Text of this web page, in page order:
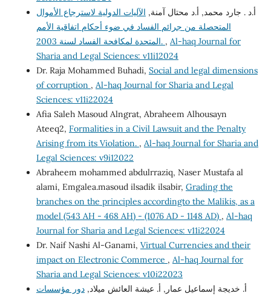
أ.د . جارد محمد, أ.د محتال آمنة, الآليات الدولية لاسترجاع الأموال
المتحصلة من جرائم الفساد في ضوء أحكام اتفاقية الأمم
المتحدة لمكافحة الفساد لسنة 2003. , Al-haq Journal for
Sharia and Legal Sciences: v11i12024
Dr. Raja Mohammed Buhadi, Social and legal dimensions
of corruption , Al-haq Journal for Sharia and Legal
Sciences: v11i22024
Afia Saleh Masoud Alngrat, Abraheem Alhousayn
Ateeq2, Formalities in a Civil Lawsuit and the Penalty
Arising from its Violation. , Al-haq Journal for Sharia and
Legal Sciences: v9i12022
Abraheem mohammed abdulrraziq, Naser Mustafa al
alami, Emgalea.masoud ilsadik ilsabir, Grading the
branches on the principles accordingto the Malikis, as a
model (543 AH - 468 AH) - (1076 AD - 1148 AD) , Al-haq
Journal for Sharia and Legal Sciences: v11i22024
Dr. Naif Nashi Al-Ganami, Virtual Currencies and their
impact on Electronic Commerce , Al-haq Journal for
Sharia and Legal Sciences: v10i22023
أ. خديجة إسماعيل عمار, أ. عيشة العائش ميلاد,دور مؤسسات